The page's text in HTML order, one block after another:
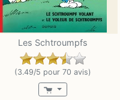
Les Schtroumpfs
(3.49/5 pour 70 avis)